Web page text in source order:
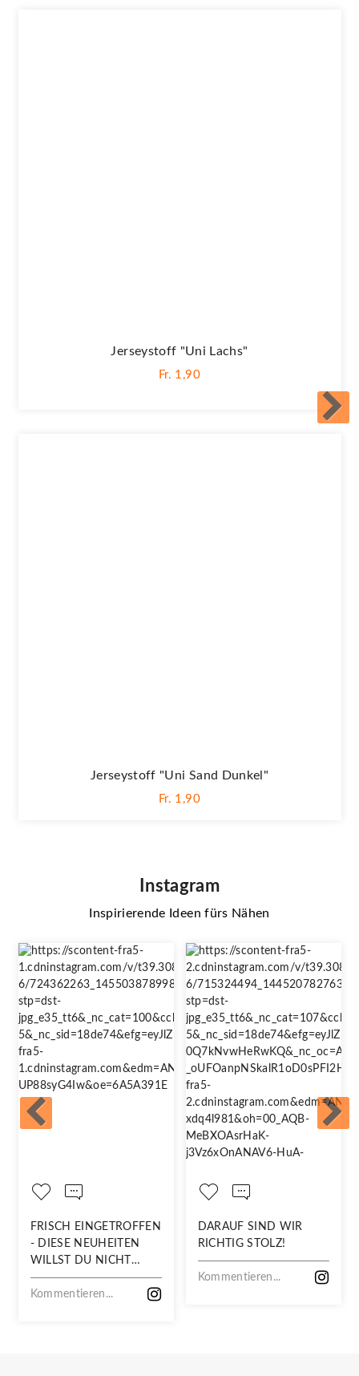
Jerseystoff "Uni Lachs"
Fr. 1,90
Jerseystoff "Uni Sand Dunkel"
Fr. 1,90
Instagram
Inspirierende Ideen fürs Nähen
FRISCH EINGETROFFEN
- DIESE NEUHEITEN
WILLST DU NICHT
VERPASSEN!
Kommentieren...
DARAUF SIND WIR
RICHTIG STOLZ!
Kommentieren...